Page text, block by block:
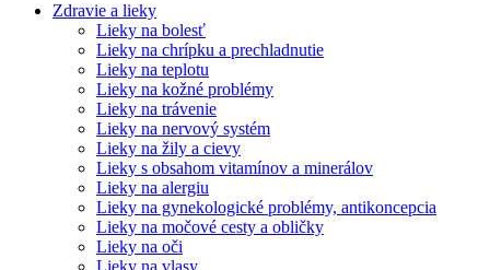
Zdravie a lieky
Lieky na bolesť
Lieky na chrípku a prechladnutie
Lieky na teplotu
Lieky na kožné problémy
Lieky na trávenie
Lieky na nervový systém
Lieky na žily a cievy
Lieky s obsahom vitamínov a minerálov
Lieky na alergiu
Lieky na gynekologické problémy, antikoncepcia
Lieky na močové cesty a obličky
Lieky na oči
Lieky na vlasy